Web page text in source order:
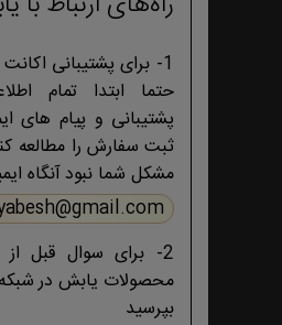
1- برای پشتیبانی
حتما ابتدا تمام
پشتیبانی و پیام های
ثبت سفارش را مطالعه
مشکل شما نبود آنگاه
2- برای سوال قبل
محصولات یابش در
بپرسید